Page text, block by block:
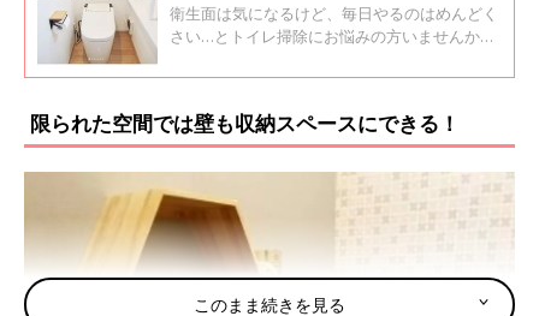
衛生面は気になるけど、毎日やるのはめんどく
さい…とトイレ掃除にお悩みの方いませんか
超簡単なトイレのこそうじ(小掃除)術をインス
(小掃除)に取り入れてみてくださいね！
限られた空間では壁も収納スペースにできる！
このまま続きを見る